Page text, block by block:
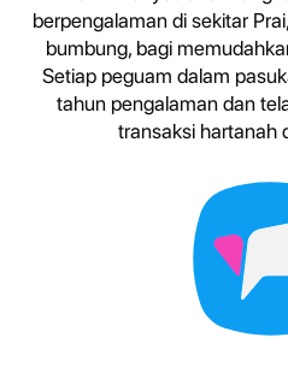
berpengalaman di sekitar
bumbung, bagi
Setiap peguam dalam
tahun pengalaman dan
transaksi hartanah